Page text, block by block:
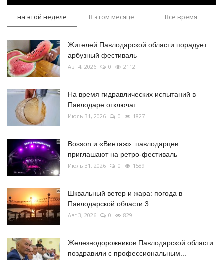
на этой неделе В этом месяце Все время
Жителей Павлодарской области порадует
арбузный фестиваль
Авг 4, 2026 0 2112
На время гидравлических испытаний в
Павлодаре отключат...
Июль 31, 2026 0 1827
Bosson и «Винтаж»: павлодарцев
приглашают на ретро-фестиваль
Июль 31, 2026 0 1589
Шквальный ветер и жара: погода в
Павлодарской области 3...
Авг 3, 2026 0 829
Железнодорожников Павлодарской области
поздравили с профессиональным...